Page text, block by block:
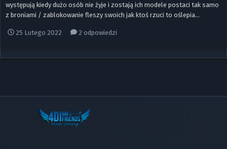
występują kiedy dużo osób nie żyje i zostają ich modele postaci tak samo
z broniami / zablokowanie fleszy swoich jak ktoś rzuci to oślepia...
25 Lutego 2022 2 odpowiedzi